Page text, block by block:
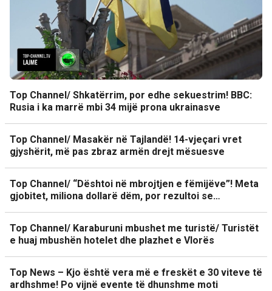
Top Channel/ Shkatërrim, por edhe sekuestrim! BBC:
Rusia i ka marrë mbi 34 mijë prona ukrainasve
Top Channel/ Masakër në Tajlandë! 14-vjeçari vret
gjyshërit, më pas zbraz armën drejt mësuesve
Top Channel/ “Dështoi në mbrojtjen e fëmijëve”! Meta
gjobitet, miliona dollarë dëm, por rezultoi se…
Top Channel/ Karaburuni mbushet me turistë/ Turistët
e huaj mbushën hotelet dhe plazhet e Vlorës
Top News – Kjo është vera më e freskët e 30 viteve të
ardhshme! Po vijnë evente të dhunshme moti